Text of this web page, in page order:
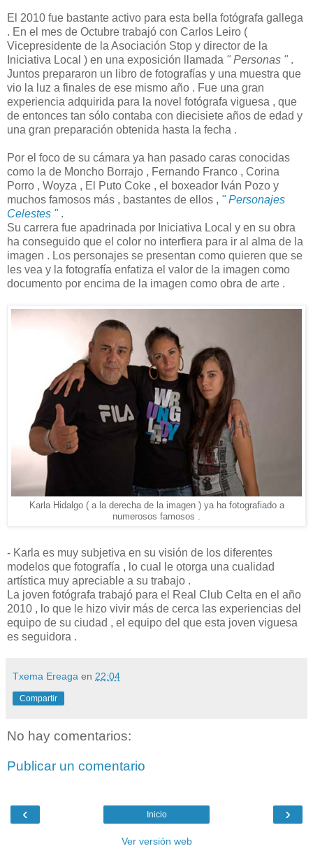
El 2010 fue bastante activo para esta bella fotógrafa gallega
. En el mes de Octubre trabajó con Carlos Leiro (
Vicepresidente de la Asociación Stop y director de la
Iniciativa Local ) en una exposición llamada " Personas " .
Juntos prepararon un libro de fotografías y una muestra que
vio la luz a finales de ese mismo año . Fue una gran
experiencia adquirida para la novel fotógrafa viguesa , que
de entonces tan sólo contaba con diecisiete años de edad y
una gran preparación obtenida hasta la fecha .
Por el foco de su cámara ya han pasado caras conocidas
como la de Moncho Borrajo , Fernando Franco , Corina
Porro , Woyza , El Puto Coke , el boxeador Iván Pozo y
muchos famosos más , bastantes de ellos , " Personajes
Celestes ".
Su carrera fue apadrinada por Iniciativa Local y en su obra
ha conseguido que el color no interfiera para ir al alma de la
imagen . Los personajes se presentan como quieren que se
les vea y la fotografía enfatiza el valor de la imagen como
documento por encima de la imagen como obra de arte .
Karla Hidalgo ( a la derecha de la imagen ) ya ha fotografiado a
numerosos famosos .
- Karla es muy subjetiva en su visión de los diferentes
modelos que fotografía , lo cual le otorga una cualidad
artística muy apreciable a su trabajo .
La joven fotógrafa trabajó para el Real Club Celta en el año
2010 , lo que le hizo vivir más de cerca las experiencias del
equipo de su ciudad , el equipo del que esta joven viguesa
es seguidora .
Txema Ereaga en 22:04
Compartir
No hay comentarios:
Publicar un comentario
‹ ›
Inicio
Ver versión web